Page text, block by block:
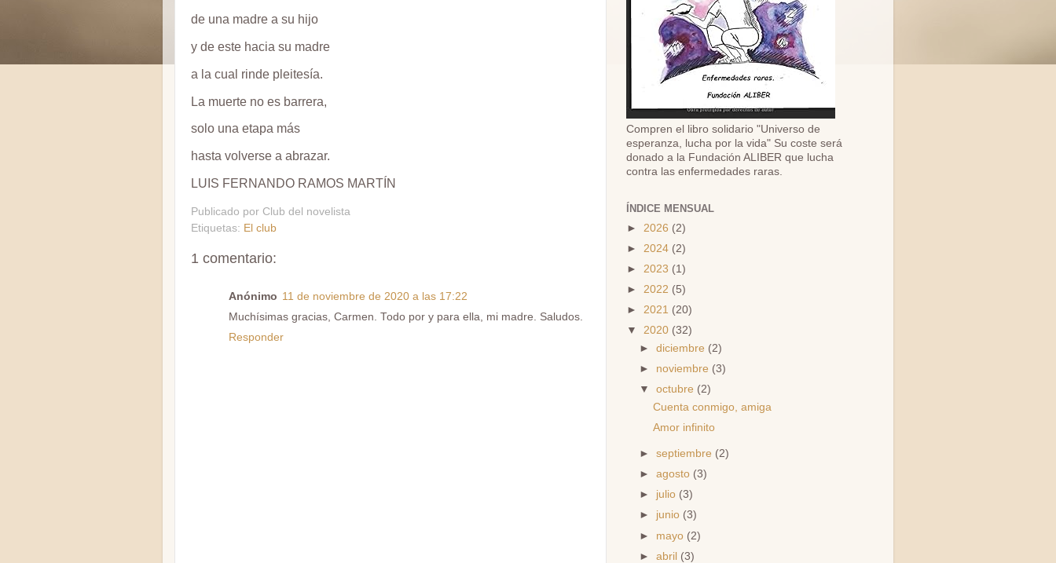
de una madre a su hijo
y de este hacia su madre
a la cual rinde pleitesía.
La muerte no es barrera,
solo una etapa más
hasta volverse a abrazar.
LUIS FERNANDO RAMOS MARTÍN
Publicado por Club del novelista
Etiquetas: El club
1 comentario:
Anónimo 11 de noviembre de 2020 a las 17:22
Muchísimas gracias, Carmen. Todo por y para ella, mi madre. Saludos.
Responder
Compren el libro solidario "Universo de
esperanza, lucha por la vida" Su coste será
donado a la Fundación ALIBER que lucha
contra las enfermedades raras.
ÍNDICE MENSUAL
► 2026 (2)
► 2024 (2)
► 2023 (1)
► 2022 (5)
► 2021 (20)
▼ 2020 (32)
►diciembre (2)
► noviembre (3)
▼octubre (2)
Cuenta conmigo, amiga
Amor infinito
►septiembre (2)
►agosto (3)
► julio (3)
► junio (3)
► mayo (2)
►abril (3)